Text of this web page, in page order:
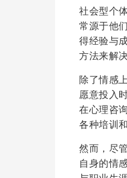
社会型个
常源于他
得经验与
方法来解
除了情感
愿意投入
在心理咨
各种培训
然而，尽
自身的情